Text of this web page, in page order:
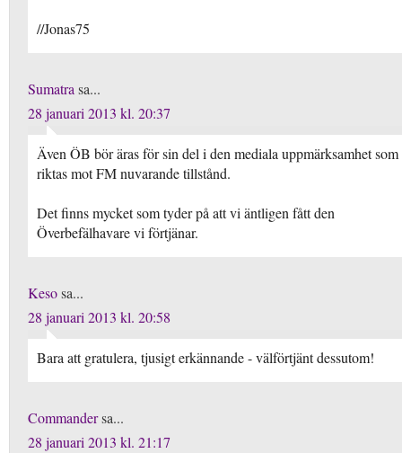
//Jonas75
Sumatrasa...
28 januari 2013 kl. 20:37
Även ÖB bör äras för sin del i den mediala uppmärksamhet som
riktas mot FM nuvarande tillstånd.
Det finns mycket som tyder på att vi äntligen fått den
Överbefälhavare vi förtjänar.
Kesosa...
28 januari 2013 kl. 20:58
Bara att gratulera, tjusigt erkännande - välförtjänt dessutom!
Commandersa...
28 januari 2013 kl. 21:17